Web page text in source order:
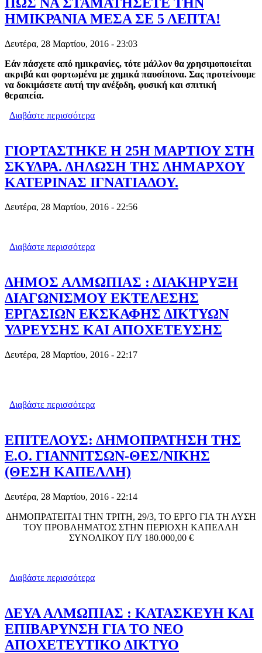
ΗΜΙΚΡΑΝΙΑ ΜΕΣΑ ΣΕ 5 ΛΕΠΤΑ!
Δευτέρα, 28 Μαρτίου, 2016 - 23:03
Εάν πάσχετε από ημικρανίες, τότε μάλλον θα χρησιμοποιείται
ακριβά και φορτωμένα με χημικά παυσίπονα. Σας προτείνουμε
να δοκιμάσετε αυτή την ανέξοδη, φυσική και σπιτική
θεραπεία.
Διαβάστε περισσότερα
ΓΙΟΡΤΑΣΤΗΚΕ Η 25Η ΜΑΡΤΙΟΥ ΣΤΗ
ΣΚΥΔΡΑ. ΔΗΛΩΣΗ ΤΗΣ ΔΗΜΑΡΧΟΥ
ΚΑΤΕΡΙΝΑΣ ΙΓΝΑΤΙΑΔΟΥ.
Δευτέρα, 28 Μαρτίου, 2016 - 22:56
Διαβάστε περισσότερα
ΔΗΜΟΣ ΑΛΜΩΠΙΑΣ : ΔΙΑΚΗΡΥΞΗ
ΔΙΑΓΩΝΙΣΜΟΥ ΕΚΤΕΛΕΣΗΣ
ΕΡΓΑΣΙΩΝ ΕΚΣΚΑΦΗΣ ΔΙΚΤΥΩΝ
ΥΔΡΕΥΣΗΣ ΚΑΙ ΑΠΟΧΕΤΕΥΣΗΣ
Δευτέρα, 28 Μαρτίου, 2016 - 22:17
Διαβάστε περισσότερα
ΥΔΡΕΥΣΗΣ ΚΑΙ ΑΠΟΧΕΤΕΥΣΗΣ
ΕΠΙΤΕΛΟΥΣ: ΔΗΜΟΠΡΑΤΗΣΗ ΤΗΣ
Ε.Ο. ΓΙΑΝΝΙΤΣΩΝ-ΘΕΣ/ΝΙΚΗΣ
(ΘΕΣΗ ΚΑΠΕΛΛΗ)
Δευτέρα, 28 Μαρτίου, 2016 - 22:14
ΔΗΜΟΠΡΑΤΕΙΤΑΙ ΤΗΝ ΤΡΙΤΗ, 29/3, ΤΟ ΕΡΓΟ ΓΙΑ ΤΗ ΛΥΣΗ
ΤΟΥ ΠΡΟΒΛΗΜΑΤΟΣ ΣΤΗΝ ΠΕΡΙΟΧΗ ΚΑΠΕΛΛΗ
ΣΥΝΟΛΙΚΟΥ Π/Υ 180.000,00 €
Διαβάστε περισσότερα
ΔΕΥΑ ΑΛΜΩΠΙΑΣ : ΚΑΤΑΣΚΕΥΗ ΚΑΙ
ΕΠΙΒΑΡΥΝΣΗ ΓΙΑ ΤΟ ΝΕΟ
ΑΠΟΧΕΤΕΥΤΙΚΟ ΔΙΚΤΥΟ